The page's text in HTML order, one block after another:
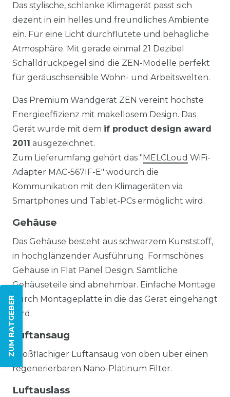
ZUM RATGEBER
Das stylische, schlanke Klimagerät passt sich
dezent in ein helles und freundliches Ambiente
ein. Für eine Licht durchflutete und behagliche
Atmosphäre. Mit gerade einmal 21 Dezibel
Schalldruckpegel sind die ZEN-Modelle perfekt
für geräuschsensible Wohn- und Arbeitswelten.
Das Premium Wandgerät ZEN vereint höchste
Energieeffizienz mit makellosem Design. Das
Gerät wurde mit dem if product design award
2011 ausgezeichnet.
Zum Lieferumfang gehört das " MELCLoud WiFi-
Adapter MAC-567IF-E" wodurch die
Kommunikation mit den Klimageräten via
Smartphones und Tablet-PCs ermöglicht wird.
Gehäuse
Das Gehäuse besteht aus schwarzem Kunststoff,
in hochglänzender Ausführung. Formschönes
Gehäuse in Flat Panel Design. Sämtliche
Gehäuseteile sind abnehmbar. Einfache Montage
durch Montageplatte in die das Gerät eingehängt
wird.
Luftansaug
Großflächiger Luftansaug von oben über einen
regenerierbaren Nano-Platinum Filter.
Luftauslass